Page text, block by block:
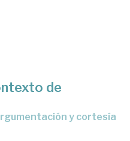
de
y cortesía